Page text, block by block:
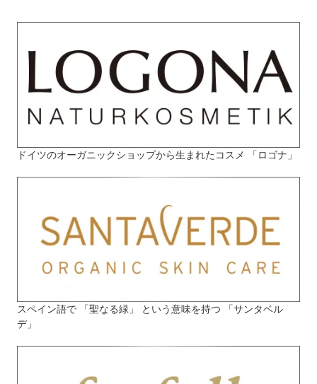
ドイツのオーガニックショップから生まれたコスメ 「ロゴナ」
スペイン語で 「聖なる緑」 という意味を持つ 「サンタベル
デ」